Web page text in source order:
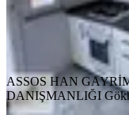
ASSOS HAN
Gökhan ÖZKAN
ASSOS HAN
DANIŞMANLIĞI